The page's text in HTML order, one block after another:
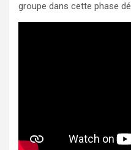
groupe dans cette phase